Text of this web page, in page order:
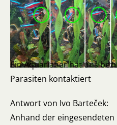
Ein Aquarianer hat uns
Parasiten kontaktiert
Antwort von Ivo Barteček:
Anhand der